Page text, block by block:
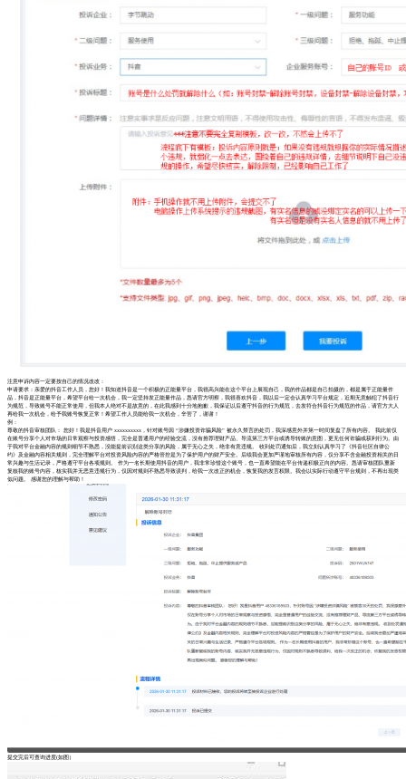
注意申诉内容一定要按自己的情况改改：
申请要求：亲爱的抖音工作人员，您好！我知道抖音是一个积极的正能量平台，我很高兴能在这个平台上展现自己，我的作品都是自己拍摄的，都是属于正能量作
品，抖音是正能量平台，希望平台给一次机会，我一定坚持发正能量作品，恳请官方明察，我很喜欢抖音，我以后一定会认真学习平台规定，近期无意触犯了抖音行
为规范，导致账号不能正常使用，但我本人绝对不是故意的，在此我感到十分地抱歉，我保证以后遵守抖音的行为规范，去发符合抖音行为规范的作品，请官方大人
再给我一次机会，给予我账号恢复正常！希望工作人员能给我一次机会，辛苦了，谢谢！
例：
尊敬的抖音审核团队： 您好！我是抖音用户 xxxxxxxxxx，针对账号因 “涉嫌投资诈骗风险” 被永久禁言的处罚，我深感意外并第一时间复盘了所有内容。 我此前仅
在账号分享个人对市场的日常观察与投资感悟，完全是普通用户的经验交流，没有推荐理财产品、导流第三方平台或诱导转账的意图，更无任何诈骗或获利行为。由
于我对平台金融内容的规则细节不熟悉，没能提前识别这类分享的风险，属于无心之失，绝非有意违规。 收到处罚通知后，我立刻认真学习了《抖音社区自律公
约》及金融内容相关规则，完全理解平台对投资风险内容的严格管控是为了保护用户的财产安全。后续我会更加严谨地审核所有内容，仅分享不含金融投资相关的日
常兴趣与生活记录，严格遵守平台各项规则。 作为一名长期使用抖音的用户，我非常珍惜这个账号，也一直希望能在平台传递积极正向的内容。恳请审核团队重新
复核我的账号内容，核实我并无恶意违规行为，仅因对规则不熟悉导致误判，给我一次改正的机会，恢复我的发言权限。我会以实际行动遵守平台规则，不再出现类
似问题。 感谢您的理解与帮助！
提交完后可查询进度(如图）